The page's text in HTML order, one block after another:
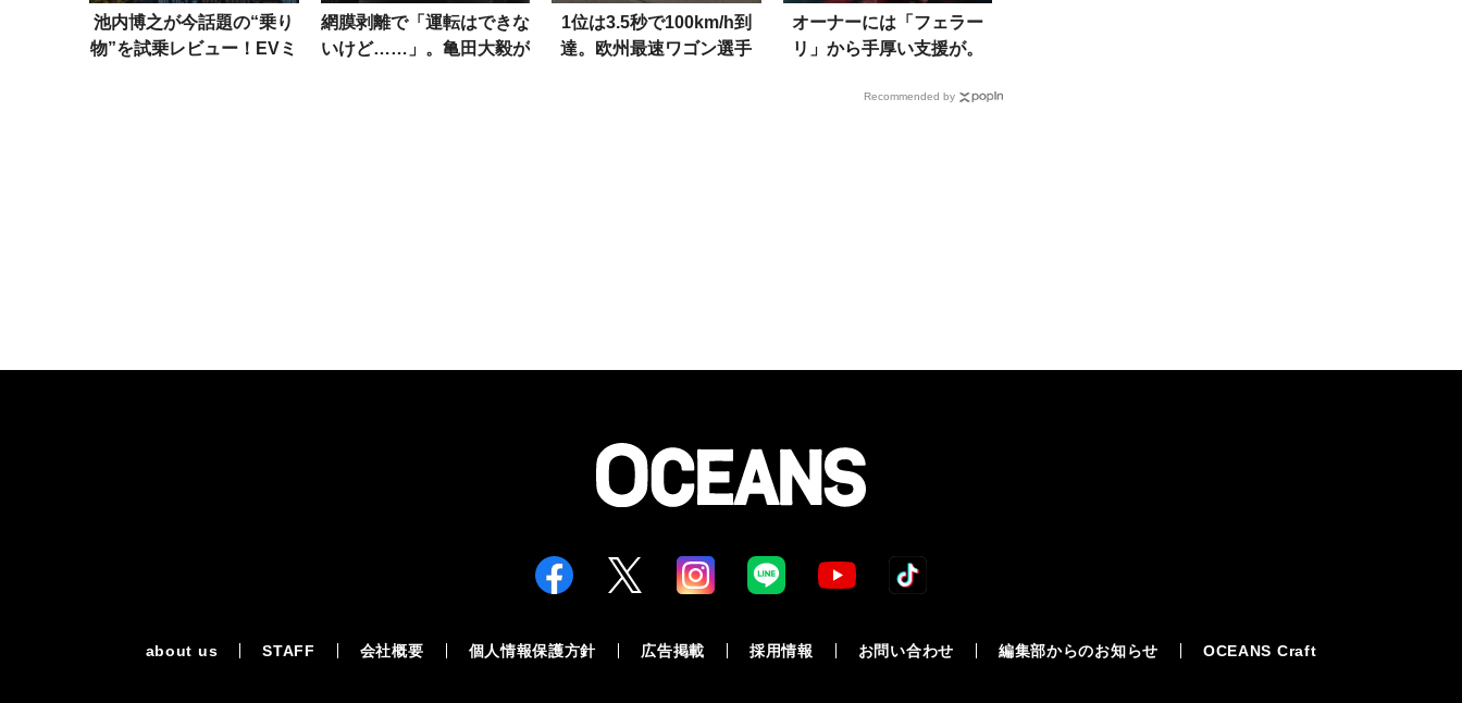
池内博之が今話題の“乗り
物”を試乗レビュー！EVミ
網膜剥離で「運転はできな
いけど……」。亀田大毅が
1位は3.5秒で100km/h到
達。欧州最速ワゴン選手
オーナーには「フェラー
リ」から手厚い支援が。
の「499P Modificata」
Recommended by
about us STAFF 会社概要 個人情報保護方針 広告掲載 採用情報 お問い合わせ 編集部からのお知らせ OCEANS Craft